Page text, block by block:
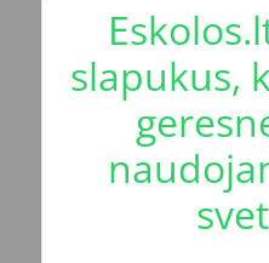
slapukus,